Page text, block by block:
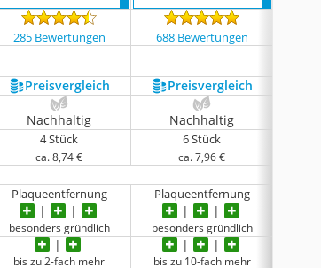
285 Bewertungen 688 Bewertungen
Preis­vergleich Preis­vergleich
Nachhaltig Nachhaltig
4 Stück
ca. 8,74 €
6 Stück
ca. 7,96 €
Plaqueentfernung Plaqueentfernung
besonders gründlich besonders gründlich
bis zu 2-fach mehr bis zu 10-fach mehr